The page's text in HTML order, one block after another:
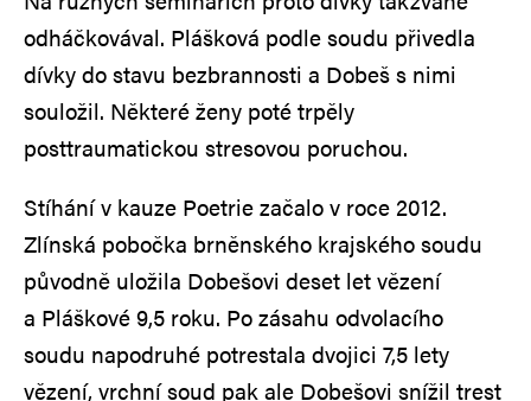
odháčkovával. Plášková podle soudu přivedla
dívky do stavu bezbrannosti a Dobeš s nimi
souložil. Některé ženy poté trpěly
posttraumatickou stresovou poruchou.
Stíhání v kauze Poetrie začalo v roce 2012.
Zlínská pobočka brněnského krajského soudu
původně uložila Dobešovi deset let vězení
a Pláškové 9,5 roku. Po zásahu odvolacího
soudu napodruhé potrestala dvojici 7,5 lety
vězení, vrchní soud pak ale Dobešovi snížil trest